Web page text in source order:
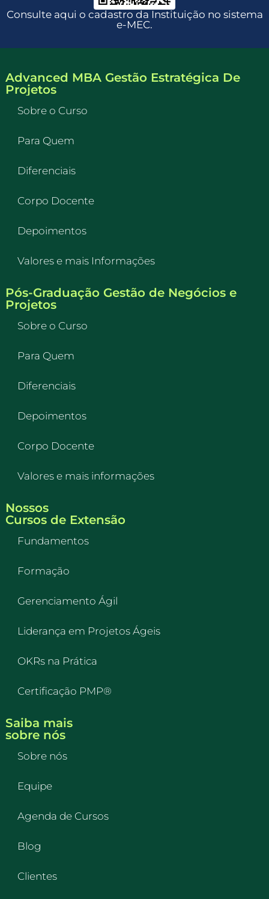
Consulte aqui o cadastro da Instituição no sistema
e-MEC.
Advanced MBA Gestão Estratégica De
Projetos
Sobre o Curso
Para Quem
Diferenciais
Corpo Docente
Depoimentos
Valores e mais Informações
Pós-Graduação Gestão de Negócios e
Projetos
Sobre o Curso
Para Quem
Diferenciais
Depoimentos
Corpo Docente
Valores e mais informações
Nossos
Cursos de Extensão
Fundamentos
Formação
Gerenciamento Ágil
Liderança em Projetos Ágeis
OKRs na Prática
Certificação PMP®
Saiba mais
sobre nós
Sobre nós
Equipe
Agenda de Cursos
Blog
Clientes